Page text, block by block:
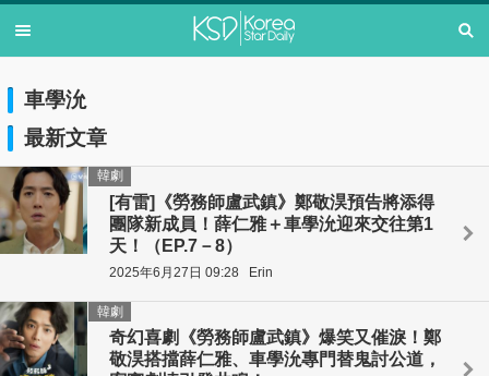
車學沇
最新文章
[有雷]《勞務師盧武鎮》鄭敬淏預告將添得
團隊新成員！薛仁雅＋車學沇迎來交往第1
天！（EP.7－8）
韓劇
2025年6月27日 09:28 Erin
奇幻喜劇《勞務師盧武鎮》爆笑又催淚！鄭
敬淏搭擋薛仁雅、車學沇專門替鬼討公道，
韓劇